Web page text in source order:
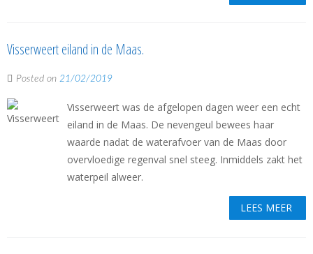
Visserweert eiland in de Maas.
Posted on 21/02/2019
Visserweert was de afgelopen dagen weer een echt
eiland in de Maas. De nevengeul bewees haar
waarde nadat de waterafvoer van de Maas door
overvloedige regenval snel steeg. Inmiddels zakt het
waterpeil alweer.
LEES MEER